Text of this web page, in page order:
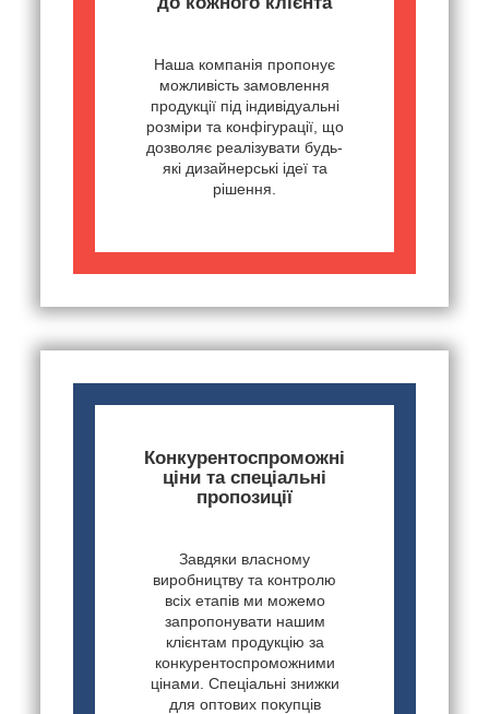
Наша компанія пропонує
можливість замовлення
продукції під індивідуальні
розміри та конфігурації, що
дозволяє реалізувати будь-
які дизайнерські ідеї та
рішення.
Конкурентоспроможні
ціни та спеціальні
пропозиції
Завдяки власному
виробництву та контролю
всіх етапів ми можемо
запропонувати нашим
клієнтам продукцію за
конкурентоспроможними
цінами. Спеціальні знижки
для оптових покупців